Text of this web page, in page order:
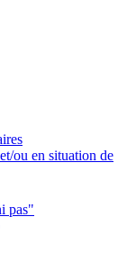
ou en situation de
pas"